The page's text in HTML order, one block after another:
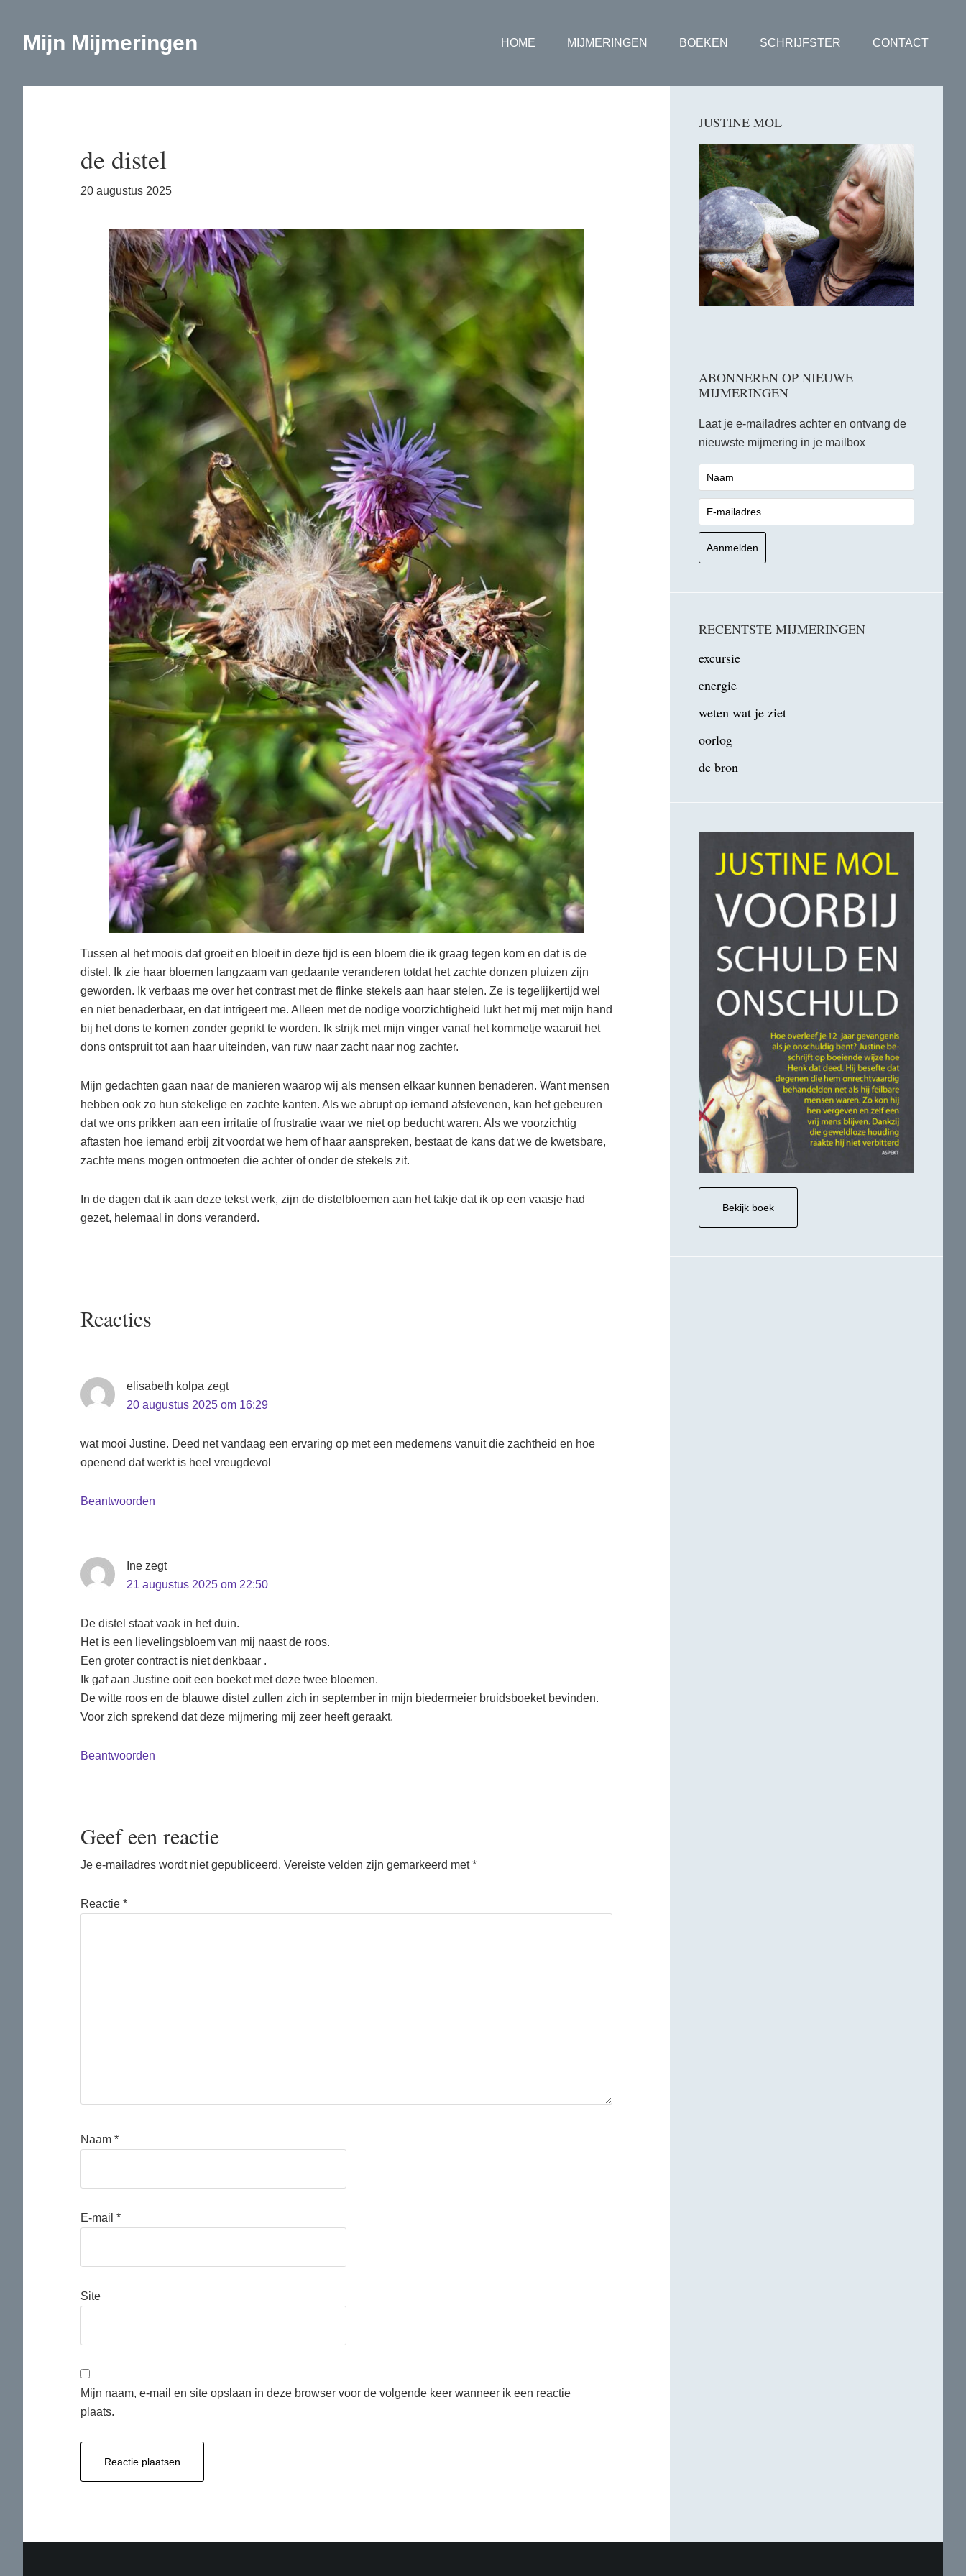
inhoud
sidebar
Mijn Mijmeringen HOME MIJMERINGEN BOEKEN SCHRIJFSTER CONTACT
de distel
20 augustus 2025
Tussen al het moois dat groeit en bloeit in deze tijd is een bloem die ik graag tegen kom en dat is de
distel. Ik zie haar bloemen langzaam van gedaante veranderen totdat het zachte donzen pluizen zijn
geworden. Ik verbaas me over het contrast met de flinke stekels aan haar stelen. Ze is tegelijkertijd wel
en niet benaderbaar, en dat intrigeert me. Alleen met de nodige voorzichtigheid lukt het mij met mijn hand
bij het dons te komen zonder geprikt te worden. Ik strijk met mijn vinger vanaf het kommetje waaruit het
dons ontspruit tot aan haar uiteinden, van ruw naar zacht naar nog zachter.
Mijn gedachten gaan naar de manieren waarop wij als mensen elkaar kunnen benaderen. Want mensen
hebben ook zo hun stekelige en zachte kanten. Als we abrupt op iemand afstevenen, kan het gebeuren
dat we ons prikken aan een irritatie of frustratie waar we niet op beducht waren. Als we voorzichtig
aftasten hoe iemand erbij zit voordat we hem of haar aanspreken, bestaat de kans dat we de kwetsbare,
zachte mens mogen ontmoeten die achter of onder de stekels zit.
In de dagen dat ik aan deze tekst werk, zijn de distelbloemen aan het takje dat ik op een vaasje had
gezet, helemaal in dons veranderd.
Reacties
elisabeth kolpa zegt
20 augustus 2025 om 16:29
wat mooi Justine. Deed net vandaag een ervaring op met een medemens vanuit die zachtheid en hoe
openend dat werkt is heel vreugdevol
Beantwoorden
Ine zegt
21 augustus 2025 om 22:50
De distel staat vaak in het duin.
Het is een lievelingsbloem van mij naast de roos.
Een groter contract is niet denkbaar .
Ik gaf aan Justine ooit een boeket met deze twee bloemen.
De witte roos en de blauwe distel zullen zich in september in mijn biedermeier bruidsboeket bevinden.
Voor zich sprekend dat deze mijmering mij zeer heeft geraakt.
Beantwoorden
Geef een reactie
Je e-mailadres wordt niet gepubliceerd. Vereiste velden zijn gemarkeerd met*
Reactie *
Naam *
E-mail *
Site
Mijn naam, e-mail en site opslaan in deze browser voor de volgende keer wanneer ik een reactie
plaats.
Sidebar
JUSTINE MOL
ABONNEREN OP NIEUWE
MIJMERINGEN
Laat je e-mailadres achter en ontvang de
nieuwste mijmering in je mailbox
RECENTSTE MIJMERINGEN
excursie
energie
weten wat je ziet
oorlog
de bron
Bekijk boek